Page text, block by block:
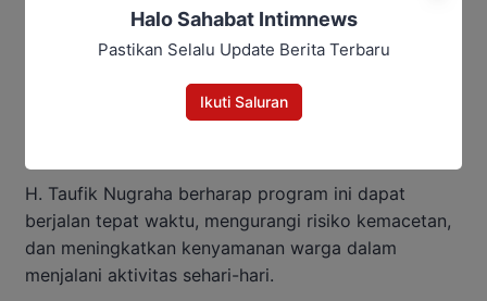
Legislator menilai keterlibatan DPRD dan
masyarakat dalam pengawasan proyek penataan
kawasan kumuh akan memastikan program berjalan
H. Taufik Nugraha berharap program ini dapat
berjalan tepat waktu, mengurangi risiko kemacetan,
dan meningkatkan kenyamanan warga dalam
menjalani aktivitas sehari-hari.
Halo Sahabat Intimnews
Pastikan Selalu Update Berita Terbaru
Ikuti Saluran